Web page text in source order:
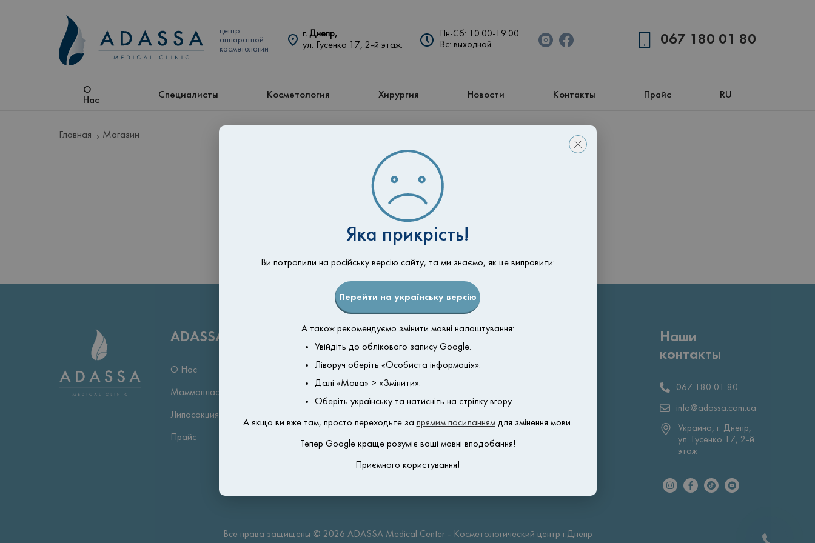
центр
аппаратной
косметологии
г. Днепр,
ул. Гусенко 17, 2-й этаж.
Пн-Сб: 10.00-19.00
Вс: выходной
067 180 01 80
О
Нас
Специалисты Косметология Хирургия Новости Контакты Прайс RU
Главная Магазин
Магазин
ADASSA Medical Clinic
О Нас Блефаропластика
Маммопластика
Липосакция
Прайс Политика конфиденциальности
Наши
контакты
067 180 01 80
info@adassa.com.ua
Украина, г. Днепр,
ул. Гусенко 17, 2-й
этаж
Все права защищены © 2026 ADASSA Medical Center - Косметологический центр г.Днепр
Яка прикрість!
Ви потрапили на російську версію сайту, та ми знаємо, як це виправити:
Перейти на українську версію
А також рекомендуємо змінити мовні налаштування:
Увійдіть до облікового запису Google.
Ліворуч оберіть «Особиста інформація».
Далі «Мова» > «Змінити».
Оберіть українську та натисніть на стрілку вгору.
А якщо ви вже там, просто переходьте за прямим посиланнямдля змінення мови.
Тепер Google краще розуміє ваші мовні вподобання!
Приємного користування!